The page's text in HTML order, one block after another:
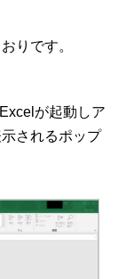
りです。
が起動しア
されるポップ